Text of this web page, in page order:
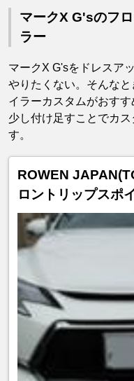
マークX G'sのフ
ラー
マークX G'sをドレスア
やりたくない。そんな
イラーカスタムがおすす
少し付け足すことでカ
す。
ROWEN
ロントリップスポ